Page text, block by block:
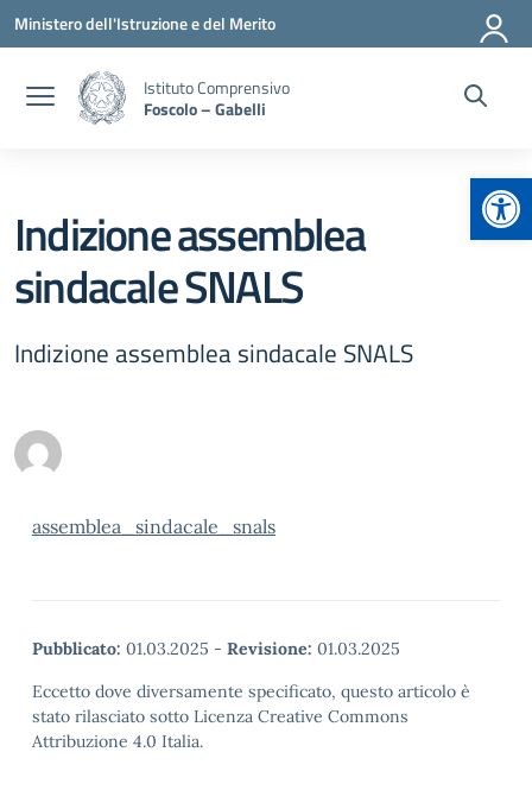
Vai ai contenuti
Vai al menu di navigazione
Vai al footer
Ministero dell'Istruzione e del Merito
Istituto Comprensivo
Foscolo – Gabelli
Indizione assemblea
sindacale SNALS
Indizione assemblea sindacale SNALS
assemblea_sindacale_snals
Pubblicato: 01.03.2025 - Revisione: 01.03.2025
Eccetto dove diversamente specificato, questo articolo è
stato rilasciato sotto Licenza Creative Commons
Attribuzione 4.0 Italia.